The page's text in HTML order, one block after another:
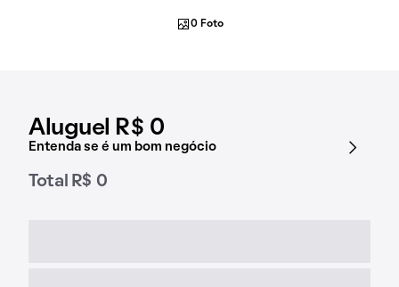
Aluguel R$ 0
Entenda se é um bom negócio
Total R$ 0
0 Foto